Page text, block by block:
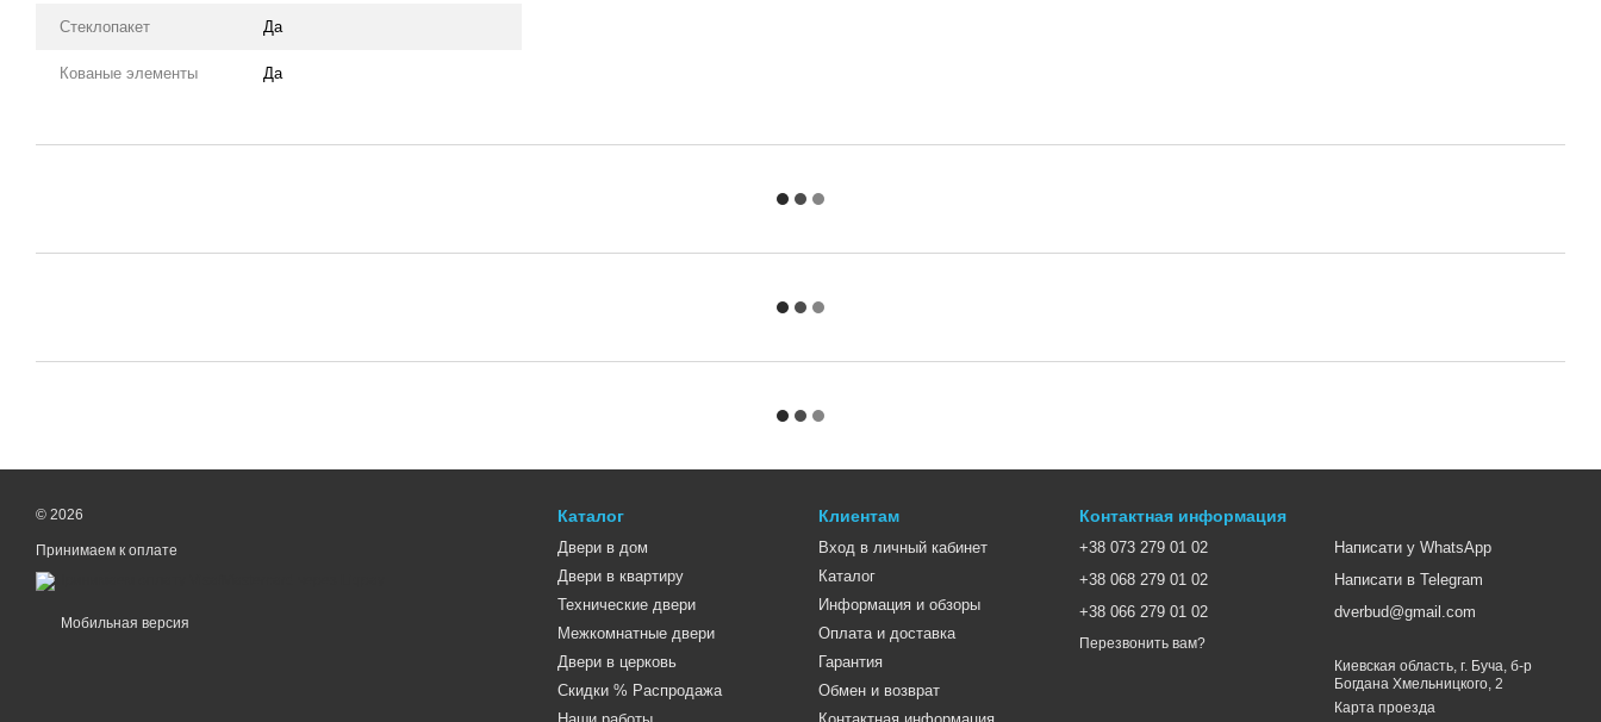
Стеклопакет Да
Кованые элементы Да
© 2026
Принимаем к оплате
Мобильная версия
Каталог
Двери в дом
Двери в квартиру
Технические двери
Межкомнатные двери
Двери в церковь
Скидки % Распродажа
Клиентам
Вход в личный кабинет
Каталог
Информация и обзоры
Оплата и доставка
Гарантия
Обмен и возврат
Контактная информация
+38 073 279 01 02
+38 068 279 01 02
+38 066 279 01 02
Перезвонить вам?
Написати у WhatsApp
Написати в Telegram
dverbud@gmail.com
Киевская область, г. Буча, б-р
Богдана Хмельницкого, 2
Карта проезда